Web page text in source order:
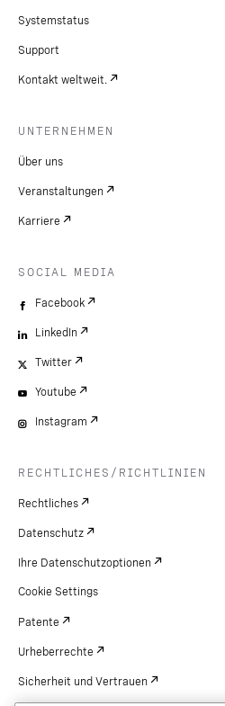
Systemstatus
Support
Kontakt weltweit.
UNTERNEHMEN
Über uns
Veranstaltungen
Karriere
SOCIAL MEDIA
Facebook
LinkedIn
Twitter
Youtube
Instagram
RECHTLICHES/RICHTLINIEN
Rechtliches
Datenschutz
Ihre Datenschutzoptionen
Cookie Settings
Patente
Urheberrechte
Sicherheit und Vertrauen